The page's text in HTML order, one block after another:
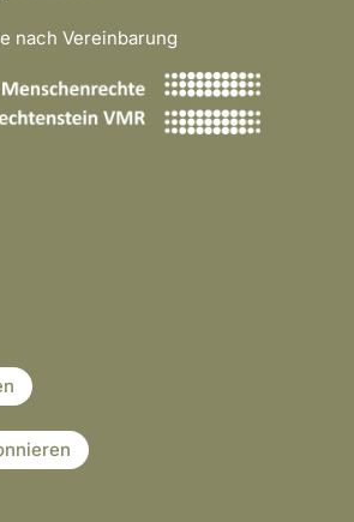
nach Vereinbarung